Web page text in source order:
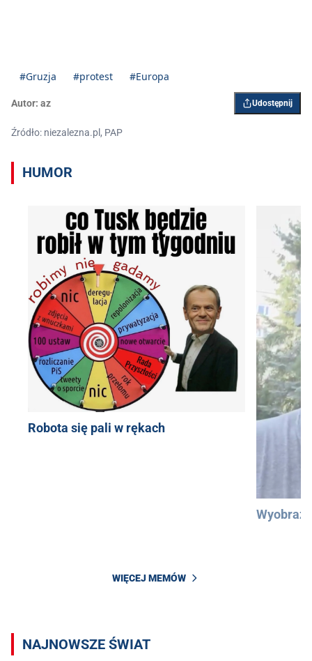
#Gruzja #protest #Europa
Autor: az Udostępnij
Źródło: niezalezna.pl, PAP
HUMOR
Robota się pali w rękach
WIĘCEJ MEMÓW
NAJNOWSZE ŚWIAT